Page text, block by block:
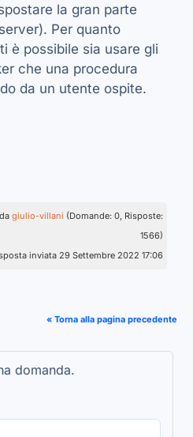
la gran parte
Per quanto
è possibile sia usare gli
che una procedura
da un utente ospite.
giulio-villani (Domande: 0, Risposte:
1566)
inviata 29 Settembre 2022 17:06
« Torna alla pagina precedente
domanda.